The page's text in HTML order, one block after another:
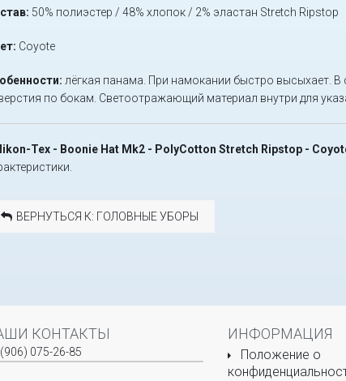
50% полиэстер / 48% хлопок / 2% эластан Stretch Ripstop
Coyote
лёгкая панама. При намокании быстро высыхает.
по бокам. Светоотражающий материал внутри для
Tex - Boonie Hat Mk2 - PolyCotton Stretch Ripstop -
ВЕРНУТЬСЯ К: ГОЛОВНЫЕ УБОРЫ
КОНТАКТЫ
075-26-85
ИНФОРМАЦИЯ
Положение о